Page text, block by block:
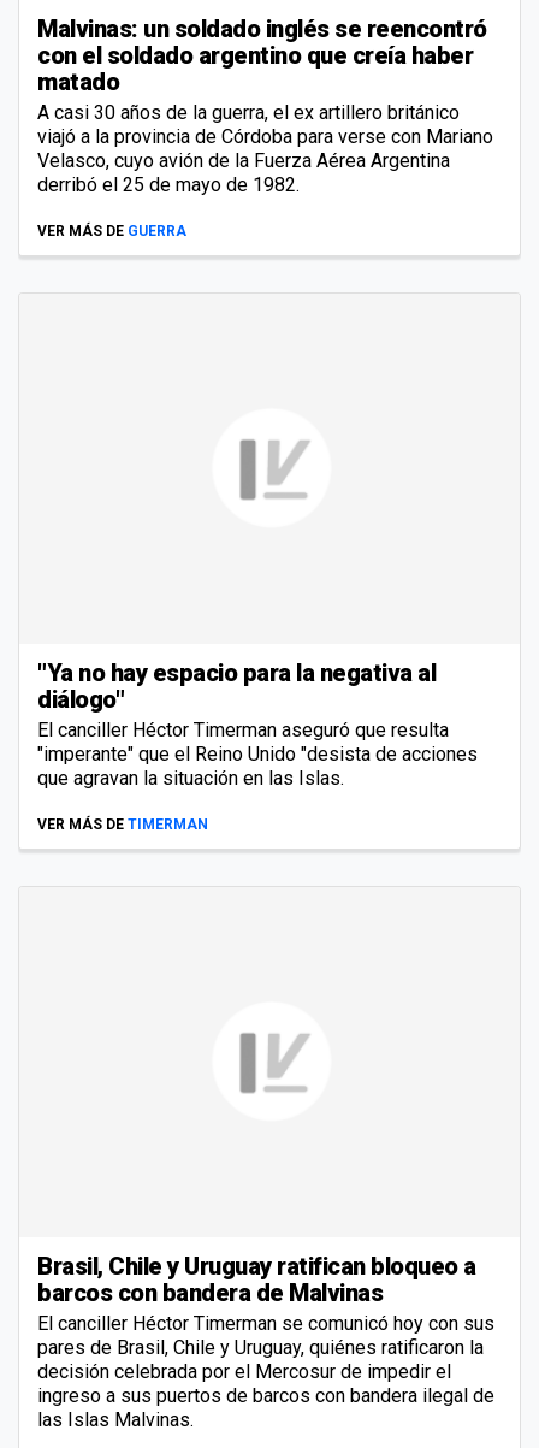
Malvinas: un soldado inglés se reencontró
con el soldado argentino que creía haber
matado
A casi 30 años de la guerra, el ex artillero británico
viajó a la provincia de Córdoba para verse con Mariano
Velasco, cuyo avión de la Fuerza Aérea Argentina
derribó el 25 de mayo de 1982.
VER MÁS DE GUERRA
"Ya no hay espacio para la negativa al
diálogo"
El canciller Héctor Timerman aseguró que resulta
"imperante" que el Reino Unido "desista de acciones
que agravan la situación en las Islas.
VER MÁS DE TIMERMAN
Brasil, Chile y Uruguay ratifican bloqueo a
barcos con bandera de Malvinas
El canciller Héctor Timerman se comunicó hoy con sus
pares de Brasil, Chile y Uruguay, quiénes ratificaron la
decisión celebrada por el Mercosur de impedir el
ingreso a sus puertos de barcos con bandera ilegal de
las Islas Malvinas.